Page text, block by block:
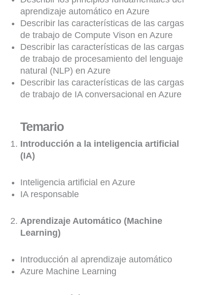
aprendizaje automático en Azure
Describir las características de las cargas
de trabajo de Compute Vison en Azure
Describir las características de las cargas
de trabajo de procesamiento del lenguaje
natural (NLP) en Azure
Describir las características de las cargas
de trabajo de IA conversacional en Azure
Temario
Introducción a la inteligencia artificial
(IA)
Inteligencia artificial en Azure
IA responsable
Aprendizaje Automático (Machine
Learning)
Introducción al aprendizaje automático
Azure Machine Learning